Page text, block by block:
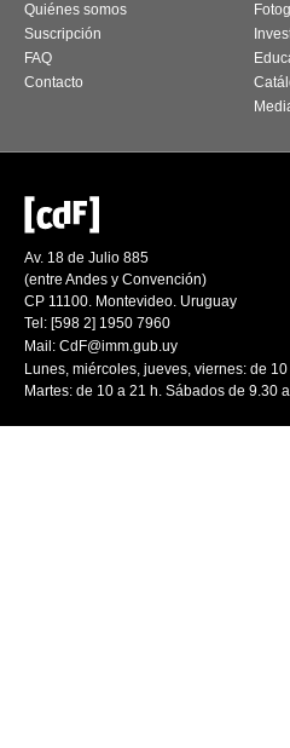
Quiénes somos
Suscripción
FAQ
Contacto
Av. 18 de Julio 885
(entre Andes y Convención)
CP 11100. Montevideo. Uruguay
Tel: [598 2] 1950 7960
Mail: CdF@imm.gub.uy
Lunes, miércoles, jueves, viernes: de
Martes: de 10 a 21 h. Sábados de 9.30